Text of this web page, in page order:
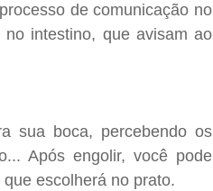
de comunicação no
intestino, que avisam ao
sua boca, percebendo os
Após engolir, você pode
escolherá no prato.